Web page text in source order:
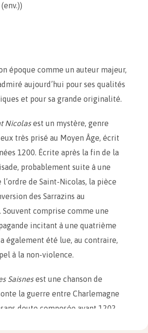
époque comme un auteur majeur,
aujourd’hui pour ses qualités
et pour sa grande originalité.
Nicolasest un mystère, genre
très prisé au Moyen Âge, écrit
1200. Écrite après la fin de la
probablement suite à une
l’ordre de Saint-Nicolas, la pièce
des Sarrazins au
comprise comme une
incitant à une quatrième
également été lue, au contraire,
à la non-violence.
Saisnesest une chanson de
la guerre entre Charlemagne
doute composée avant 1202.